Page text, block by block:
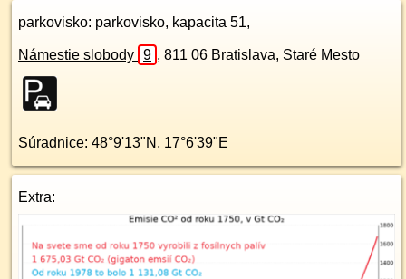
parkovisko: parkovisko, kapacita 51,
Námestie slobody 9 , 811 06 Bratislava, Staré Mesto
Súradnice: 48°9'13"N , 17°6'39"E
Extra: